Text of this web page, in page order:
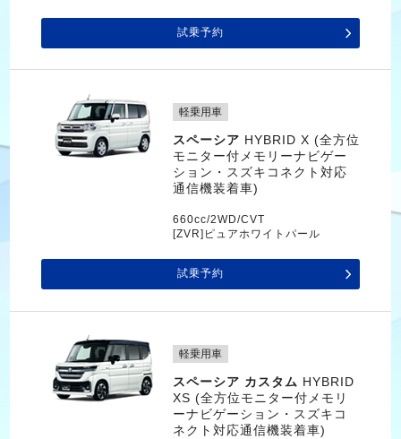
試乗予約
軽乗用車
スペーシア HYBRID X (全方位
モニター付メモリーナビゲー
ション・スズキコネクト対応
通信機装着車)
660cc/2WD/CVT
[ZVR]ピュアホワイトパール
試乗予約
軽乗用車
スペーシア カスタム HYBRID
XS (全方位モニター付メモリ
ーナビゲーション・スズキコ
ネクト対応通信機装着車)